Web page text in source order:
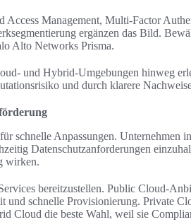
Access Management, Multi-Factor
ergänzen das Bild.
Alto Networks Prisma.
und Hybrid-Umgebungen hinweg
und durch klarere
schnelle Anpassungen. Unternehmen
Datenschutzanforderungen
wirken.
bereitzustellen. Public Cloud-
schnelle Provisionierung. Private
Cloud die beste Wahl, weil sie